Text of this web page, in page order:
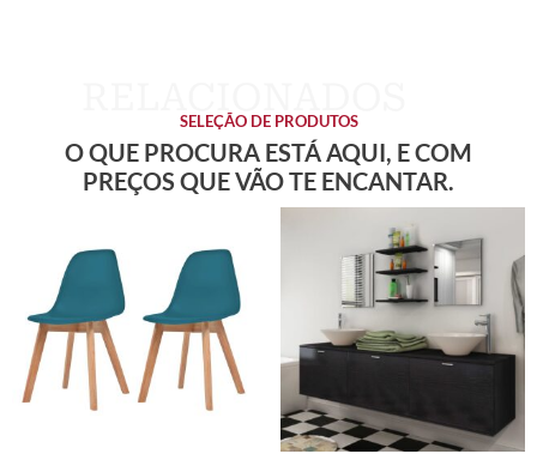
SELEÇÃO DE PRODUTOS
O QUE PROCURA ESTÁ AQUI, E COM
PREÇOS QUE VÃO TE ENCANTAR.